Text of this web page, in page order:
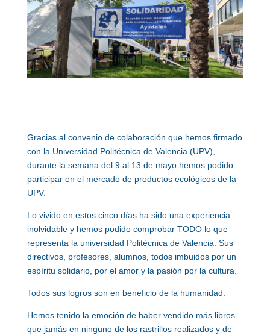
Gracias al convenio de colaboración que hemos firmado
con la Universidad Politécnica de Valencia (UPV),
durante la semana del 9 al 13 de mayo hemos podido
participar en el mercado de productos ecológicos de la
UPV.
Lo vivido en estos cinco días ha sido una experiencia
inolvidable y hemos podido comprobar TODO lo que
representa la universidad Politécnica de Valencia. Sus
directivos, profesores, alumnos, todos imbuidos por un
espíritu solidario, por el amor y la pasión por la cultura.
Todos sus logros son en beneficio de la humanidad.
Hemos tenido la emoción de haber vendido más libros
que jamás en ninguno de los rastrillos realizados y de